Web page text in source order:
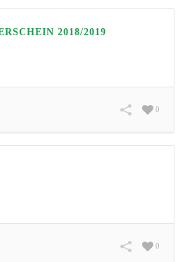
2018/2019
0
0